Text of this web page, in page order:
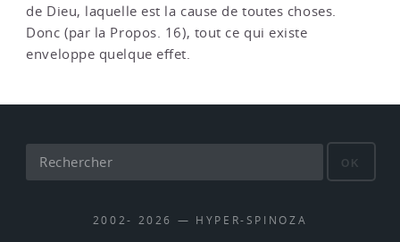
de Dieu, laquelle est la cause de toutes choses.
Donc (par la Propos. 16), tout ce qui existe
enveloppe quelque effet.
OK
2002- 2026 — HYPER-SPINOZA